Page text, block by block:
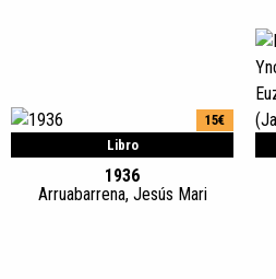
Libro
15€
1936
Arruabarrena, Jesús Mari